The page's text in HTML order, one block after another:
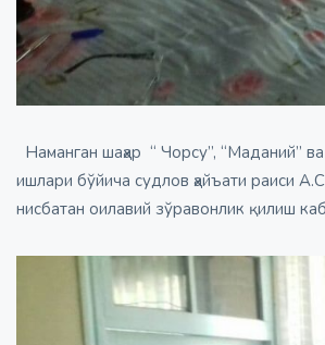
Наманган шаҳар “ Чорсу”, “Маданий”
ишлари бўйича судлов ҳайъати раиси
нисбатан оилавий зўравонлик қилиш